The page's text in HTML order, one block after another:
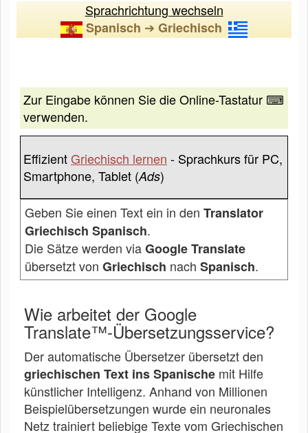
Sprachrichtung wechseln
Spanisch ➔ Griechisch
Zur Eingabe können Sie die Online-Tastatur ⌨
verwenden.
EffizientGriechisch lernen - Sprachkurs für PC,
Smartphone, Tablet (Ads)
Geben Sie einen Text ein in den Translator
Griechisch Spanisch.
Die Sätze werden viaGoogle Translate
übersetzt von Griechisch nach Spanisch.
Wie arbeitet der Google
Translate™-Übersetzungsservice?
Der automatische Übersetzer übersetzt den
griechischen Text ins Spanische mit Hilfe
künstlicher Intelligenz. Anhand von Millionen
Beispielübersetzungen wurde ein neuronales
Netz trainiert beliebige Texte vom Griechischen